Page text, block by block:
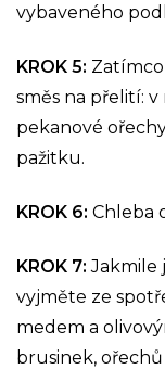
vybaveného
KROK 5:
směs na přelití:
pekanové
pažitku.
KROK 6: Chleba
KROK 7:Jakmile
vyjměte ze
medem a
brusinek,